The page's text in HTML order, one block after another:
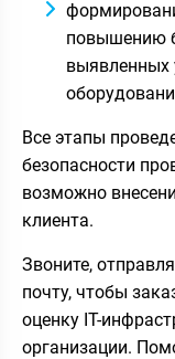
повышению
выявленных
Все этапы
безопасности
возможно
клиента.
Звоните,
почту, чтобы
оценку IT-
организации.